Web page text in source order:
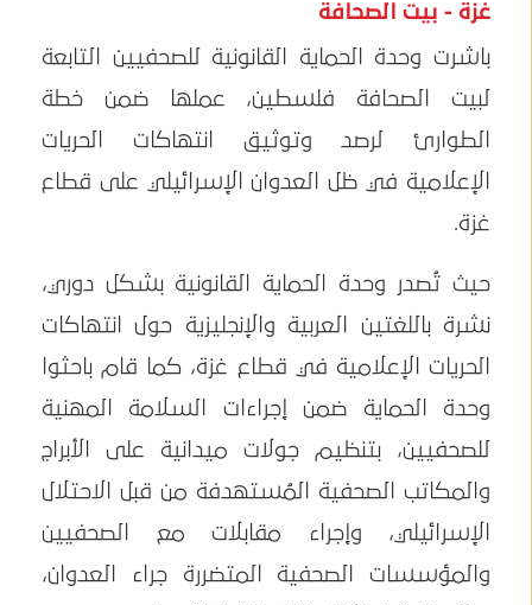
غزة - بيت الصحافة
باشرت وحدة الحماية القانونية للصحفيين التابعة
لبيت الصحافة فلسطين، عملها ضمن خطة
الطوارئ لرصد وتوثيق انتهاكات الحريات
الإعلامية في ظل العدوان الإسرائيلي على قطاع
غزة.
حيث تُصدر وحدة الحماية القانونية بشكل دوري،
نشرة باللغتين العربية والإنجليزية حول انتهاكات
الحريات الإعلامية في قطاع غزة، كما قام باحثوا
وحدة الحماية ضمن إجراءات السلامة المهنية
للصحفيين، بتنظيم جولات ميدانية على الأبراج
والمكاتب الصحفية المُستهدفة من قبل الاحتلال
الإسرائيلي، وإجراء مقابلات مع الصحفيين
والمؤسسات الصحفية المتضررة جراء العدوان،